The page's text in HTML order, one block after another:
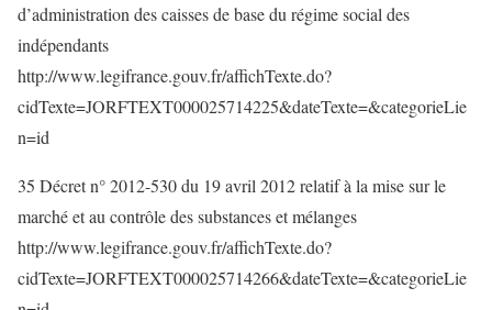
d’administration des caisses de base du régime social des
indépendants
http://www.legifrance.gouv.fr/affichTexte.do?
cidTexte=JORFTEXT000025714225&dateTexte=&categorieLie
n=id
35 Décret n° 2012-530 du 19 avril 2012 relatif à la mise sur le
marché et au contrôle des substances et mélanges
http://www.legifrance.gouv.fr/affichTexte.do?
cidTexte=JORFTEXT000025714266&dateTexte=&categorieLie